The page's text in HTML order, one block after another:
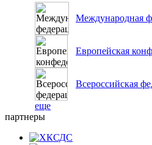
Международная
Европейская
Всероссийская
еще
партнеры